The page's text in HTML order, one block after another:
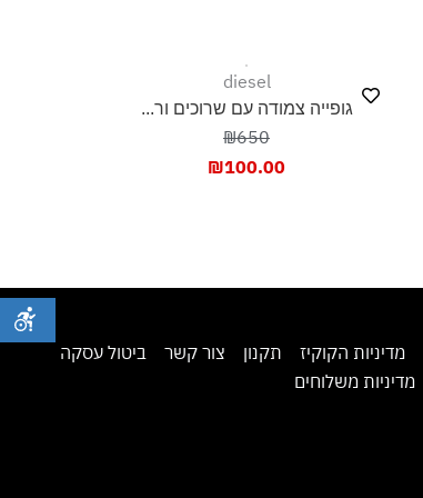
diesel
גופייה צמודה עם שרוכים ור...
₪650
₪100.00
מדיניות הקוקיז תקנון צור קשר
ביטול עסקה
מדיניות משלוחים